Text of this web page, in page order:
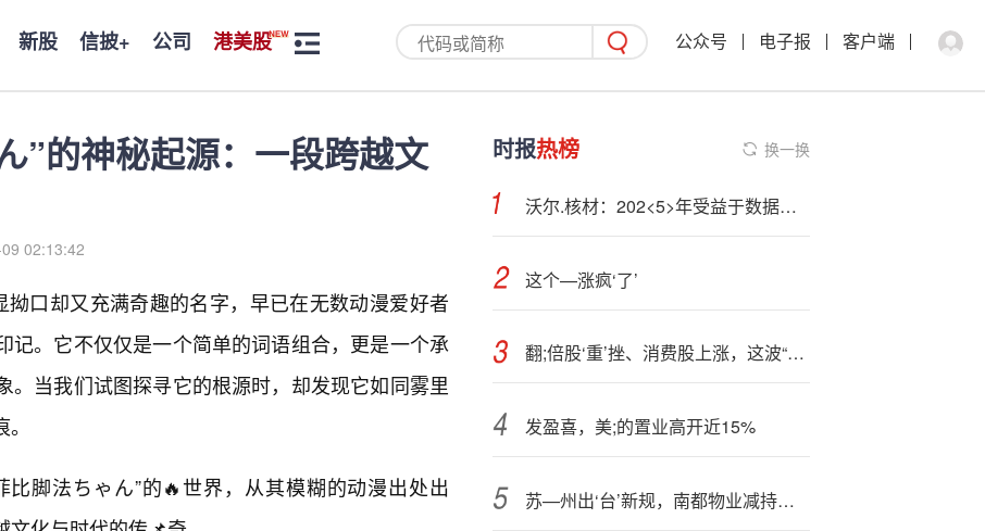
新股 信披+ 公司 港美股 公众号 电子报 客户端
”的神秘起源：一段跨越文
02:13:42
口却又充满奇趣的名字，早已在无数动漫爱好者
记。它不仅仅是一个简单的词语组合，更是一个承
。当我们试图探寻它的根源时，却发现它如同雾里
脚法ちゃん”的🔥世界，从其模糊的动漫出处出
时报热榜 换一换
沃尔.核材：202<5>年受益于数据通信等下游行业需求的快速释放
这个—涨疯‘了’
翻;倍股‘重’挫、消费股上涨，这波“高切低”会调整多久？
发盈喜，美;的置业高开近15%
苏—州出‘台’新规，南都物业减持安邦护卫，中都物业人事变动